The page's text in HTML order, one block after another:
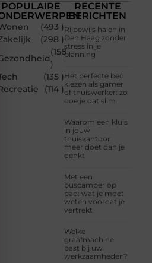
POPULAIRE
(493 )
(298 )
(158
)
(135 )
(114 )
RECENTE
BERICHTEN
Rijbewijs halen in
Den Haag zonder
stress in je
planning
Het perfecte bed
kiezen als gamer
of thuiswerker: zo
doe je dat slim
Waarom een kluis
in jouw
thuiskantoor
meer doet dan je
denkt
Met een
buscamper op
pad: wat je moet
weten voordat je
vertrekt
Welke
graafmachine
past bij uw
werkzaamheden?